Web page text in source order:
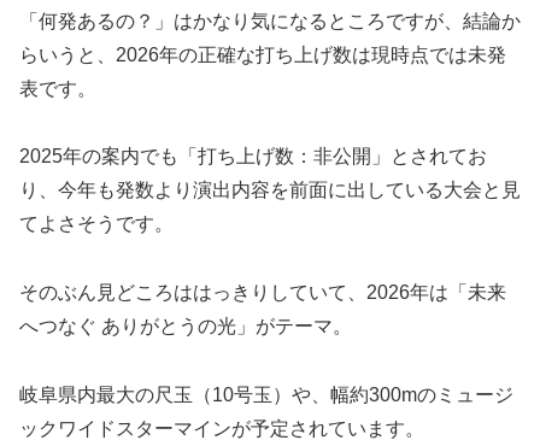
「何発あるの？」はかなり気になるところですが、結論か
らいうと、2026年の正確な打ち上げ数は現時点では未発
表です。
2025年の案内でも「打ち上げ数：非公開」とされてお
り、今年も発数より演出内容を前面に出している大会と見
てよさそうです。
そのぶん見どころははっきりしていて、2026年は「未来
へつなぐ ありがとうの光」がテーマ。
岐阜県内最大の尺玉（10号玉）や、幅約300mのミュージ
ックワイドスターマインが予定されています。